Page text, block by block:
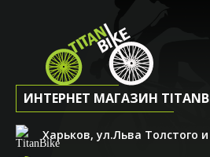
ИНТЕРНЕТ МАГАЗИН
Харьков, ул.Льва Толстого